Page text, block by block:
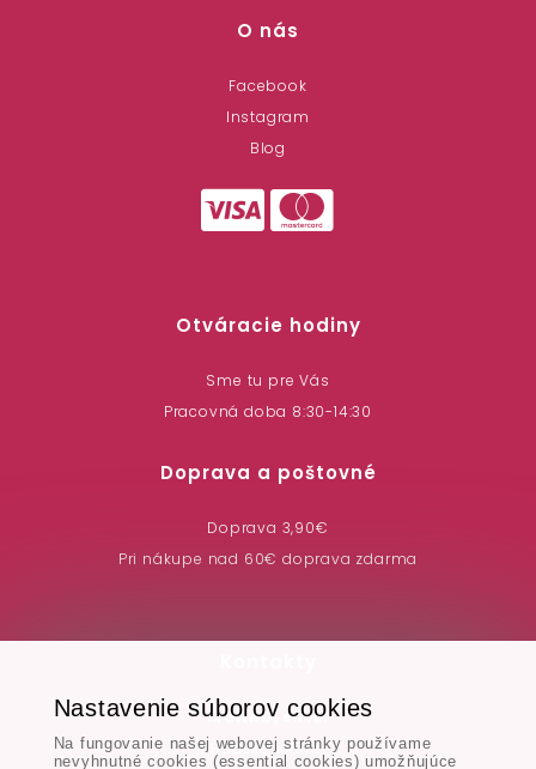
O nás
Facebook
Instagram
Blog
Otváracie hodiny
Sme tu pre Vás
Pracovná doba 8:30-14:30
Doprava a poštovné
Doprava 3,90€
Pri nákupe nad 60€ doprava zdarma
MONAD, s.r.o.
Hodská 345/3,
Nastavenie súborov cookies
Na fungovanie našej webovej stránky používame
nevyhnutné cookies (essential cookies) umožňujúce